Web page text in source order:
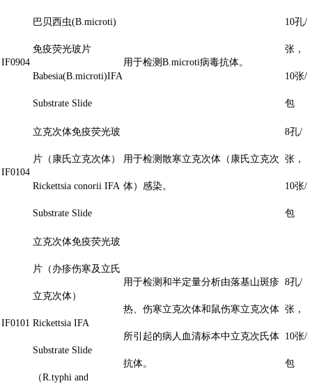
IF0904
巴贝西虫(B.microti)
免疫荧光玻片
Babesia(B.microti)IFA
Substrate Slide
用于检测B.microti病毒抗体。
10孔/
张，
10张/
包
IF0104
立克次体免疫荧光玻
片（康氏立克次体）
Rickettsia conorii IFA
Substrate Slide
用于检测散寒立克次体（康氏立克次
体）感染。
8孔/
张，
10张/
包
IF0101
立克次体免疫荧光玻
片（办疹伤寒及立氏
立克次体）
Rickettsia IFA
Substrate Slide
（R.typhi and
用于检测和半定量分析由落基山斑疹
热、伤寒立克次体和鼠伤寒立克次体
所引起的病人血清标本中立克次氏体
抗体。
8孔/
张，
10张/
包